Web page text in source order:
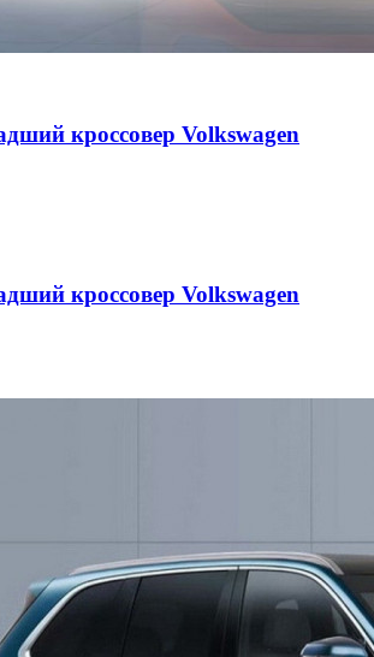
кроссовер Volkswagen
кроссовер Volkswagen